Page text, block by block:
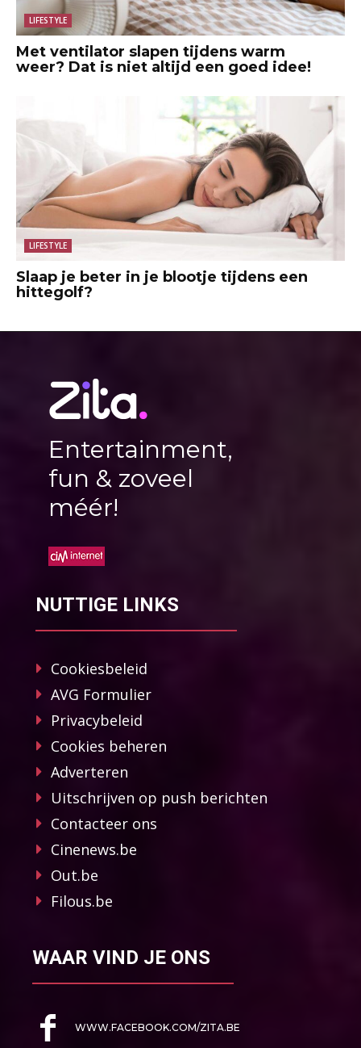
LIFESTYLE
Met ventilator slapen tijdens warm
weer? Dat is niet altijd een goed idee!
LIFESTYLE
Slaap je beter in je blootje tijdens een
hittegolf?
Entertainment,
fun & zoveel
méér!
NUTTIGE LINKS
Cookiesbeleid
AVG Formulier
Privacybeleid
Cookies beheren
Adverteren
Uitschrijven op push berichten
Contacteer ons
Cinenews.be
Out.be
Filous.be
WAAR VIND JE ONS
WWW.FACEBOOK.COM/ZITA.BE